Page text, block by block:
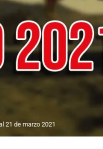
21 de marzo 2021